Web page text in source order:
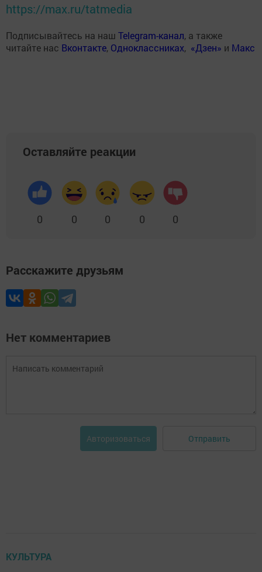
https://max.ru/tatmedia
Подписывайтесь на наш Telegram-канал, а также
читайте нас Вконтакте, Одноклассниках, «Дзен» и Макс
Оставляйте реакции
0 0 0 0 0
Расскажите друзьям
Нет комментариев
Авторизоваться Отправить
КУЛЬТУРА